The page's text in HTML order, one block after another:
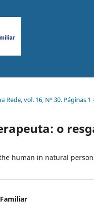
Rede, vol. 16, Nº 30. Páginas 1
o
human in natural